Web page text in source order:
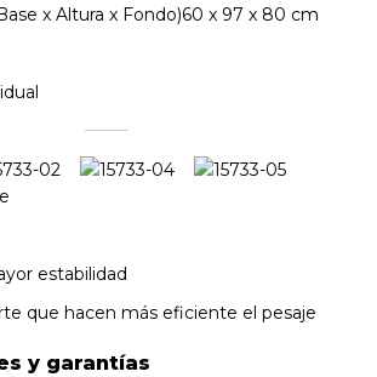
x Altura x Fondo)60 x 97 x 80 cm
estabilidad
que hacen más eficiente el pesaje
y garantías